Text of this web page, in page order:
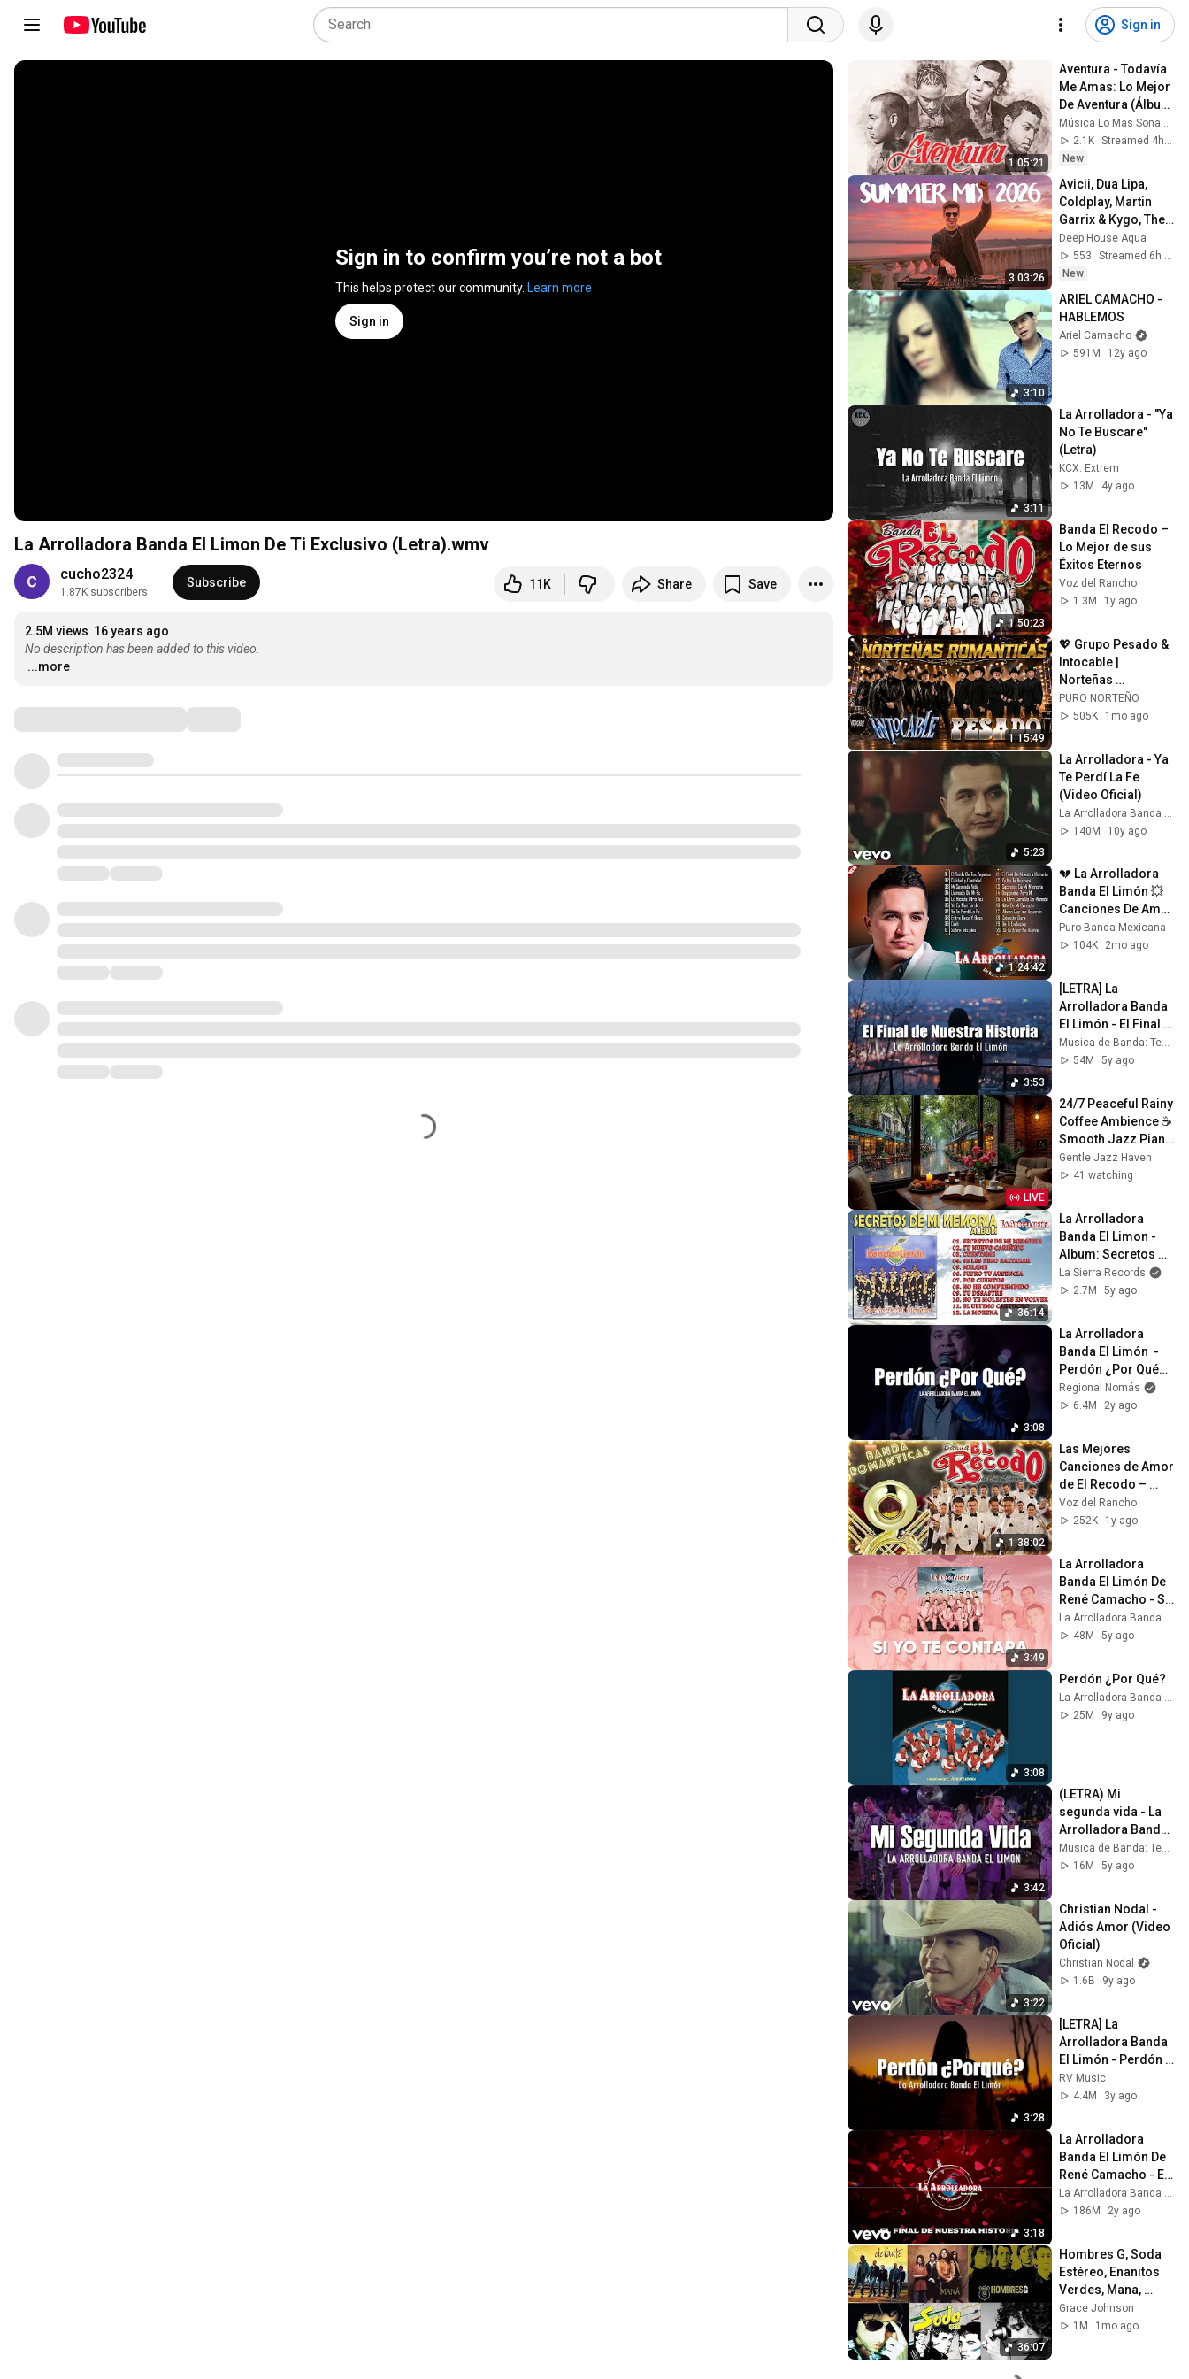
Sign in
Sign in to confirm you’re not a bot
This helps protect our community. Learn more
Sign in
La Arrolladora Banda El Limon De Ti Exclusivo (Letra).wmv
cucho2324
1.87K subscribers
Subscribe 11K Share Save
2.5M views 16 years ago
No description has been added to this video.
...more
1:05:21
Aventura - Todavía
Me Amas: Lo Mejor
De Aventura (Álbum
Completo) -
Mejores Canciones
De Aventura
Música Lo Mas Sonadas
2.1K
Streamed 4h ago
New
3:03:26
Avicii, Dua Lipa,
Coldplay, Martin
Garrix & Kygo, The
Chainsmokers
Style - SUMMER
DEEP HOUSE Mix
Deep House Aqua
553
Streamed 6h ago
New
3:10
ARIEL CAMACHO -
HABLEMOS
Ariel Camacho
591M
12y ago
3:11
La Arrolladora - "Ya
No Te Buscare"
(Letra)
KCX. Extrem
13M
4y ago
1:50:23
Banda El Recodo –
Lo Mejor de sus
Éxitos Eternos
Voz del Rancho
1.3M
1y ago
1:15:49
💖 Grupo Pesado &
Intocable |
Norteñas
Románticas Que
Llegan Al Corazón
PURO NORTEÑO
505K
1mo ago
5:23
La Arrolladora - Ya
Te Perdí La Fe
(Video Oficial)
140M
10y ago
1:24:42
💔 La Arrolladora
Banda El Limón 💥
Canciones De Amor
y Desamor Que
Llegan Directo Al
Puro Banda Mexicana
104K
2mo ago
3:53
[LETRA] La
Arrolladora Banda
El Limón - El Final
de Nuestra Historia
Musica de Banda: Tema
54M
5y ago
LIVE
24/7 Peaceful Rainy
Coffee Ambience ☕
Smooth Jazz Piano
for Work, Study and
Gentle Focus
Gentle Jazz Haven
41 watching
36:14
La Arrolladora
Banda El Limon -
Album: Secretos de
Mi Memoria
La Sierra Records
2.7M
5y ago
3:08
La Arrolladora
Banda El Limón  -
Perdón ¿Por Qué?
(LETRA)
Regional Nomás
6.4M
2y ago
1:38:02
Las Mejores
Canciones de Amor
de El Recodo –
Éxitos Románticos
Inolvidables
Voz del Rancho
252K
1y ago
3:49
La Arrolladora
Banda El Limón De
René Camacho - Si
Yo Te Contara (Lyric
Video)
La Arrolladora Banda El Limón
48M
5y ago
3:08
Perdón ¿Por Qué?
La Arrolladora Banda El Limón
25M
9y ago
3:42
(LETRA) Mi
segunda vida - La
Arrolladora Banda
El Limón (Video
Lyrics)
Musica de Banda: Tema
16M
5y ago
3:22
Christian Nodal -
Adiós Amor (Video
Oficial)
Christian Nodal
1.6B
9y ago
3:28
[LETRA] La
Arrolladora Banda
El Limón - Perdón
¿Porqué?
RV Music
4.4M
3y ago
3:18
La Arrolladora
Banda El Limón De
René Camacho - El
Final De Nuestra
Historia
186M
2y ago
36:07
Hombres G, Soda
Estéreo, Enanitos
Verdes, Mana,
Jaguares, Elefante,
Juanes Rock En
Grace Johnson
1M
1mo ago